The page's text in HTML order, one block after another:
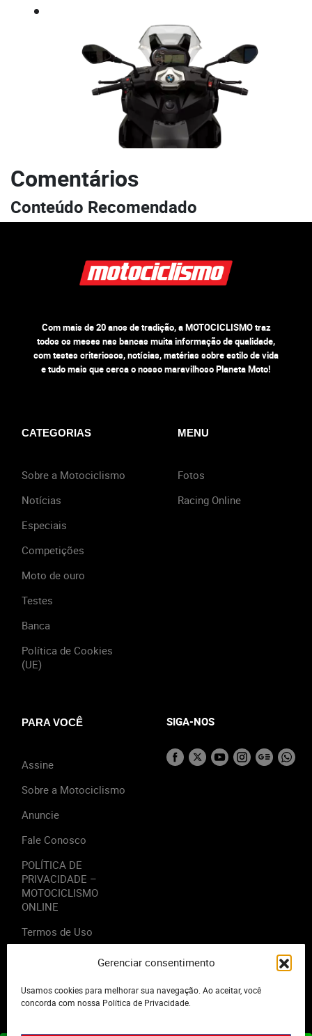
Gerenciar consentimento
Usamos cookies para melhorar sua navegação. Ao aceitar, você
concorda com nossa Política de Privacidade.
Comentários
Conteúdo Recomendado
Com mais de 20 anos de tradição, a MOTOCICLISMO traz
todos os meses nas bancas muita informação de qualidade,
com testes criteriosos, notícias, matérias sobre estilo de vida
e tudo mais que cerca o nosso maravilhoso Planeta Moto!
CATEGORIAS
Sobre a Motociclismo
Notícias
Especiais
Competições
Moto de ouro
Testes
Banca
Política de Cookies
(UE)
MENU
Fotos
Racing Online
PARA VOCÊ
Assine
Sobre a Motociclismo
Anuncie
Fale Conosco
POLÍTICA DE
PRIVACIDADE –
MOTOCICLISMO
ONLINE
Termos de Uso
SIGA-NOS
2023 - Editora Motor Midia. Todos os direitos reservados.